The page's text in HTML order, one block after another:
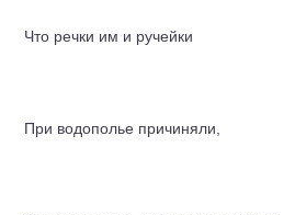
Что речки им и ручейки
При водополье причиняли,